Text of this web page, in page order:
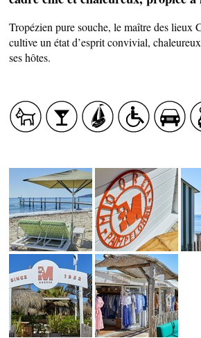
CÔTÉ NATURE
SAVEURS LOCALES
Tropézien pure souche, le maître des lieux
cultive un état d’esprit convivial,
ses hôtes.